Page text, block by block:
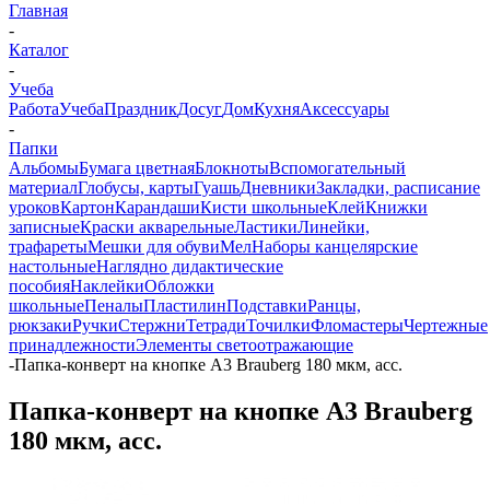
Главная
-
Каталог
-
Учеба
РаботаУчебаПраздникДосугДомКухняАксессуары
-
Папки
АльбомыБумага цветнаяБлокнотыВспомогательный
материалГлобусы, картыГуашьДневникиЗакладки, расписание
уроковКартонКарандашиКисти школьныеКлейКнижки
записныеКраски акварельныеЛастикиЛинейки,
трафаретыМешки для обувиМелНаборы канцелярские
настольныеНаглядно дидактические
пособияНаклейкиОбложки
школьныеПеналыПластилинПодставкиРанцы,
рюкзакиРучкиСтержниТетрадиТочилкиФломастерыЧертежные
принадлежностиЭлементы светоотражающие
-Папка-конверт на кнопке А3 Brauberg 180 мкм, асс.
Папка-конверт на кнопке А3 Brauberg
180 мкм, асс.